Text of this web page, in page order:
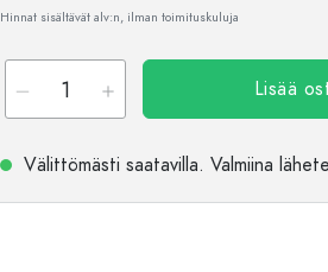
Hinnat sisältävät alv:n, ilman toimituskuluja
Lisää
Välittömästi saatavilla. Valmiina